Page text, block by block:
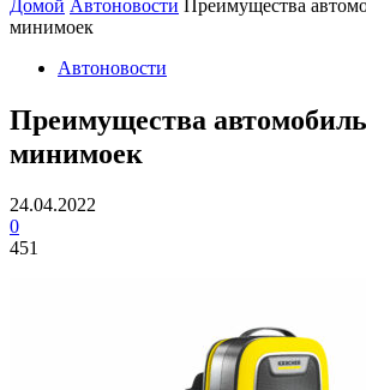
Домой Автоновости
Преимущества
минимоек
Автоновости
Преимущества
минимоек
24.04.2022
0
451